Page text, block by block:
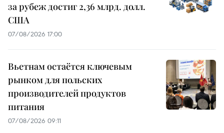
за рубеж достиг 2,36 млрд. долл.
США
07/08/2026 17:00
Вьетнам остаётся ключевым
рынком для польских
производителей продуктов
питания
07/08/2026 09:11